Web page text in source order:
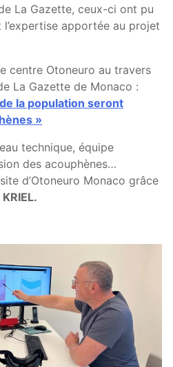
La Gazette, ceux-ci ont pu
l’expertise apportée au projet
centre Otoneuro au travers
La Gazette de Monaco :
la population seront
»
technique, équipe
des acouphènes…
d’Otoneuro Monaco grâce